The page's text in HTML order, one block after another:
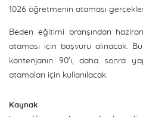
1026 öğretmenin ataması
Beden eğitimi branşından
ataması için başvuru alınacak.
kontenjanın 90'ı, daha sonra
atamaları için kullanılacak.
Kaynak